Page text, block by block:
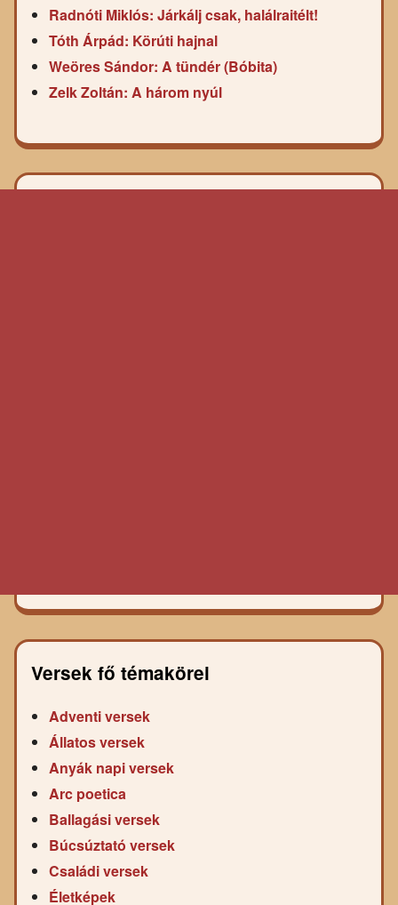
Radnóti Miklós: Járkálj csak, halálraitélt!
Tóth Árpád: Körúti hajnal
Weöres Sándor: A tündér (Bóbita)
Zelk Zoltán: A három nyúl
Versek fő témakörei
Adventi versek
Állatos versek
Anyák napi versek
Arc poetica
Ballagási versek
Búcsúztató versek
Családi versek
Életképek